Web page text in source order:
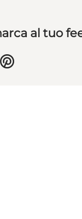
al tuo